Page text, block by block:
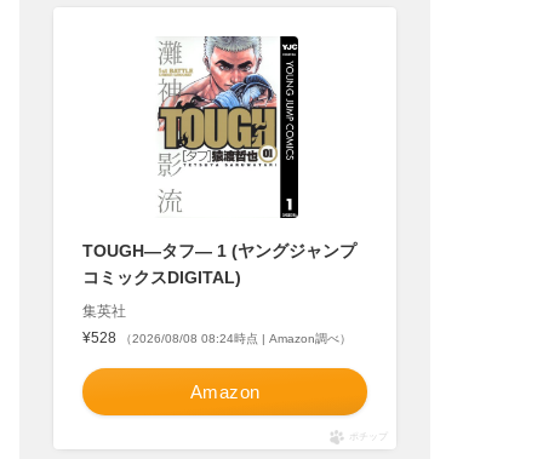
TOUGH―タフ― 1 (ヤングジャンプ
コミックスDIGITAL)
集英社
¥528
（2026/08/08 08:24時点 | Amazon調べ）
Amazon
ポチップ